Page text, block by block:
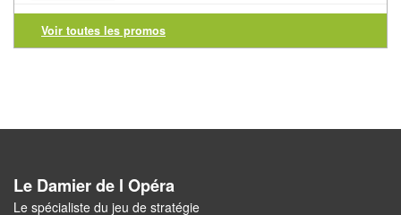
Dominos
jeux
–
Voir toutes les promos
Le Damier de l Opéra
Le spécialiste du jeu de stratégie